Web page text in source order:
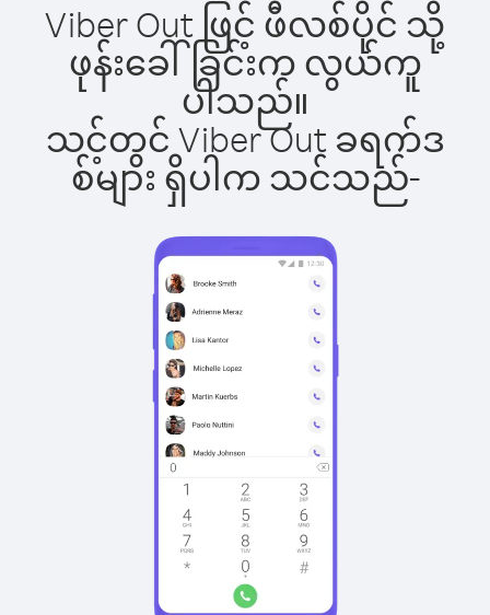
Viber Out ဖြင့် ဖီလစ်ပိုင် သို့
ဖုန်းခေါ်ခြင်းက လွယ်ကူ
ပါသည်။
သင့်တွင် Viber Out ခရက်ဒ
စ်များ ရှိပါက သင်သည်-